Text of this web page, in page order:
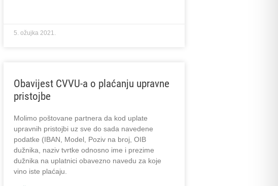
5. ožujka 2021.
Obavijest CVVU-a o plaćanju upravne
pristojbe
Molimo poštovane partnera da kod uplate
upravnih pristojbi uz sve do sada navedene
podatke (IBAN, Model, Poziv na broj, OIB
dužnika, naziv tvrtke odnosno ime i prezime
dužnika na uplatnici obavezno navedu za koje
vino iste plaćaju.